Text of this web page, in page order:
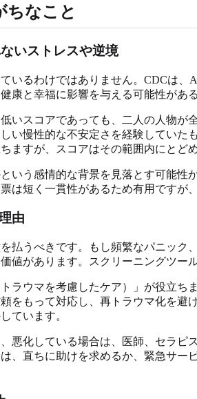
ちなこと
いストレスや逆境
いるわけではありません。CDCは
康と幸福に影響を与える可能性があ
いスコアであっても、二人の人物
い慢性的な不安定さを経験していた
ますが、スコアはその範囲内にとど
いう感情的な背景を見落とす可能
は短く一貫性があるため有用ですが
由
払うべきです。もし頻繁なパニッ
値があります。スクリーニングツ
ラウマを考慮したケア）」が役立
をもって対応し、再トラウマ化を
ています。
悪化している場合は、医師、セラ
、直ちに助けを求めるか、緊急サ